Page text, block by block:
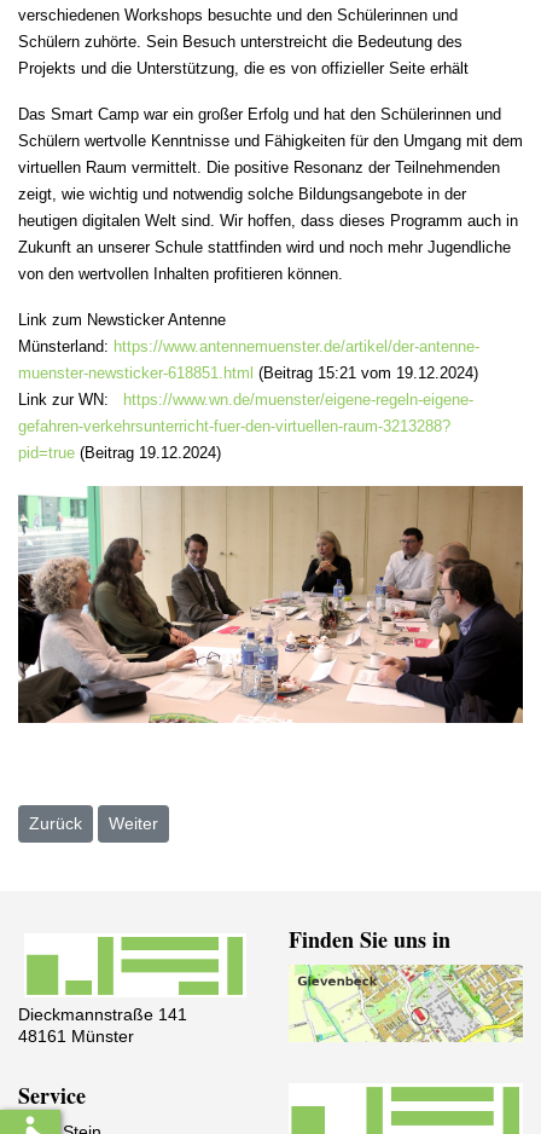
verschiedenen Workshops besuchte und den Schülerinnen und
Schülern zuhörte. Sein Besuch unterstreicht die Bedeutung des
Projekts und die Unterstützung, die es von offizieller Seite erhält
Das Smart Camp war ein großer Erfolg und hat den Schülerinnen und
Schülern wertvolle Kenntnisse und Fähigkeiten für den Umgang mit dem
virtuellen Raum vermittelt. Die positive Resonanz der Teilnehmenden
zeigt, wie wichtig und notwendig solche Bildungsangebote in der
heutigen digitalen Welt sind. Wir hoffen, dass dieses Programm auch in
Zukunft an unserer Schule stattfinden wird und noch mehr Jugendliche
von den wertvollen Inhalten profitieren können.
Link zum Newsticker Antenne
Münsterland: https://www.antennemuenster.de/artikel/der-antenne-
muenster-newsticker-618851.html (Beitrag 15:21 vom 19.12.2024)
Link zur WN:
https://www.wn.de/muenster/eigene-regeln-eigene-
gefahren-verkehrsunterricht-fuer-den-virtuellen-raum-3213288?
pid=true (Beitrag 19.12.2024)
Vorheriger Beitrag: Weihnachtskonzert des Musikprofils der
Zurück Nächster Beitrag: Spannender Vorlesewettbewerb der
Weiter
Dieckmannstraße 141
48161 Münster
Finden Sie uns in
Service